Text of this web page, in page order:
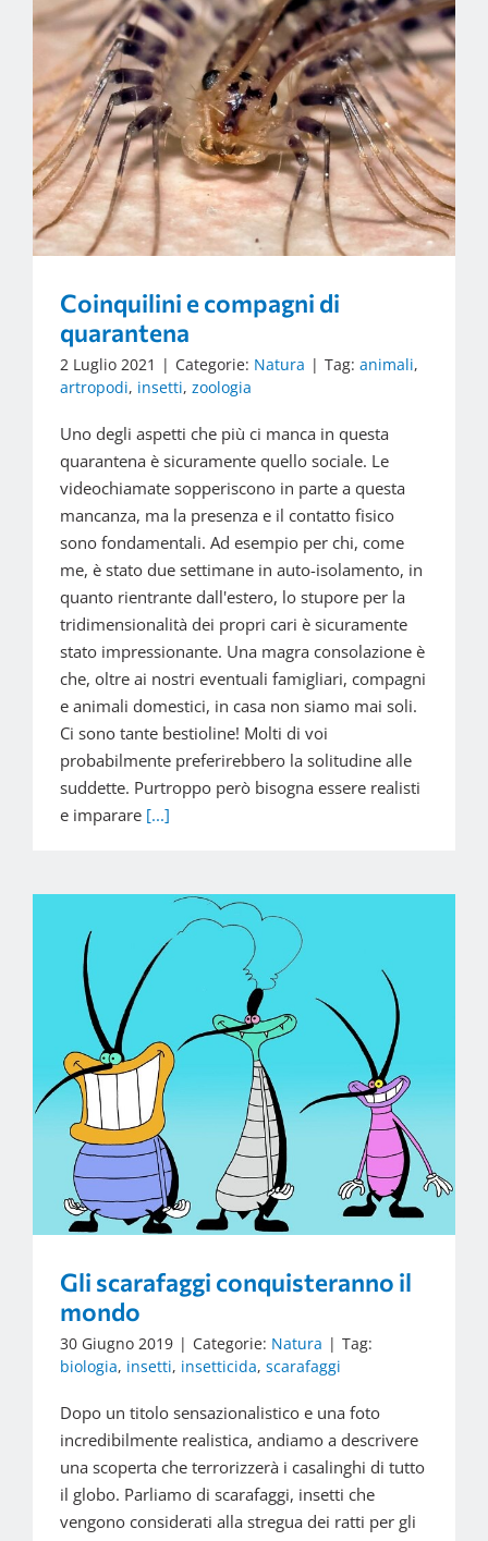
Coinquilini e compagni di
quarantena
2 Luglio 2021 | Categorie: Natura | Tag: animali,
artropodi, insetti, zoologia
Uno degli aspetti che più ci manca in questa
quarantena è sicuramente quello sociale. Le
videochiamate sopperiscono in parte a questa
mancanza, ma la presenza e il contatto fisico
sono fondamentali. Ad esempio per chi, come
me, è stato due settimane in auto-isolamento, in
quanto rientrante dall'estero, lo stupore per la
tridimensionalità dei propri cari è sicuramente
stato impressionante. Una magra consolazione è
che, oltre ai nostri eventuali famigliari, compagni
e animali domestici, in casa non siamo mai soli.
Ci sono tante bestioline! Molti di voi
probabilmente preferirebbero la solitudine alle
suddette. Purtroppo però bisogna essere realisti
e imparare [...]
Gli scarafaggi conquisteranno il
mondo
30 Giugno 2019 | Categorie: Natura | Tag:
biologia, insetti, insetticida, scarafaggi
Dopo un titolo sensazionalistico e una foto
incredibilmente realistica, andiamo a descrivere
una scoperta che terrorizzerà i casalinghi di tutto
il globo. Parliamo di scarafaggi, insetti che
vengono considerati alla stregua dei ratti per gli